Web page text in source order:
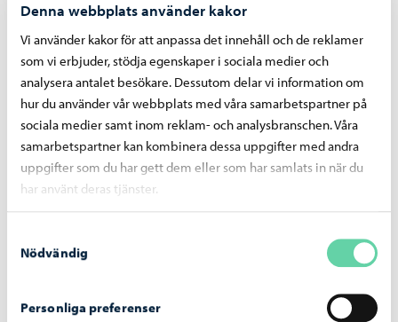
Denna webbplats använder kakor
Vi använder kakor för att anpassa det innehåll och de reklamer
som vi erbjuder, stödja egenskaper i sociala medier och
analysera antalet besökare. Dessutom delar vi information om
hur du använder vår webbplats med våra samarbetspartner på
sociala medier samt inom reklam- och analysbranschen. Våra
samarbetspartner kan kombinera dessa uppgifter med andra
uppgifter som du har gett dem eller som har samlats in när du
har använt deras tjänster.
Nödvändig
Personliga preferenser
Fjärrlån
Hittar du inte det du söker i nätbiblioteket? Beställ
material från andra bibliotek i Finland.